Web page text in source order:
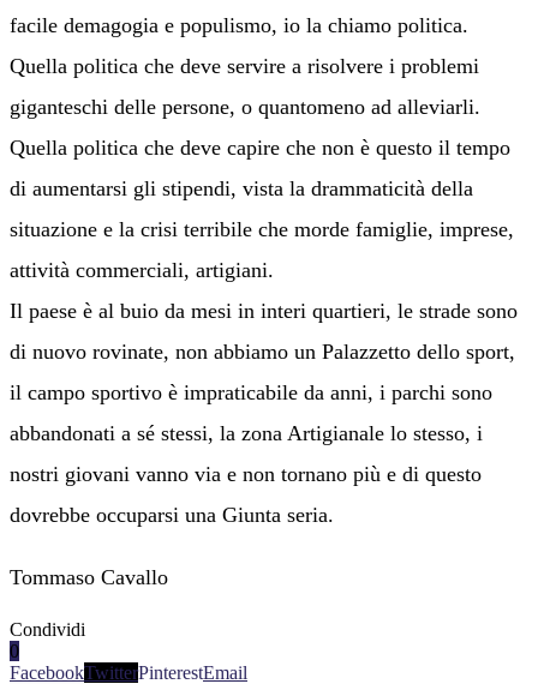
facile demagogia e populismo, io la chiamo politica.
Quella politica che deve servire a risolvere i problemi
giganteschi delle persone, o quantomeno ad alleviarli.
Quella politica che deve capire che non è questo il tempo
di aumentarsi gli stipendi, vista la drammaticità della
situazione e la crisi terribile che morde famiglie, imprese,
attività commerciali, artigiani.
Il paese è al buio da mesi in interi quartieri, le strade sono
di nuovo rovinate, non abbiamo un Palazzetto dello sport,
il campo sportivo è impraticabile da anni, i parchi sono
abbandonati a sé stessi, la zona Artigianale lo stesso, i
nostri giovani vanno via e non tornano più e di questo
dovrebbe occuparsi una Giunta seria.
Tommaso Cavallo
Condividi
0
FacebookTwitterPinterestEmail